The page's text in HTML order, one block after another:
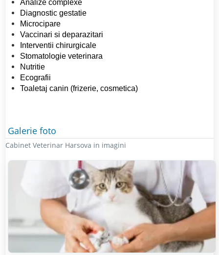
Analize complexe
Diagnostic gestatie
Microcipare
Vaccinari si deparazitari
Interventii chirurgicale
Stomatologie veterinara
Nutritie
Ecografii
Toaletaj canin (frizerie, cosmetica)
Galerie foto
Cabinet Veterinar Harsova in imagini